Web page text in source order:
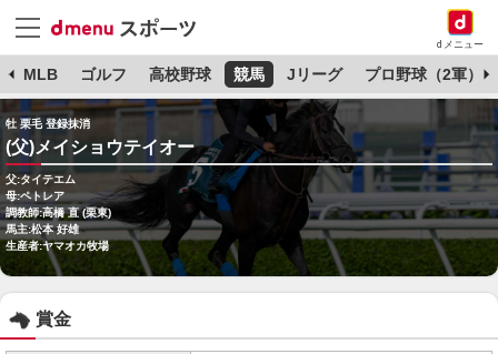
dメニュー
MLB ゴルフ 高校野球 競馬 Jリーグ プロ野球（2軍）
牡 栗毛 登録抹消
(父)メイショウテイオー
父:タイテエム
母:ペトレア
調教師:高橋 直 (栗東)
馬主:松本 好雄
生産者:ヤマオカ牧場
賞金